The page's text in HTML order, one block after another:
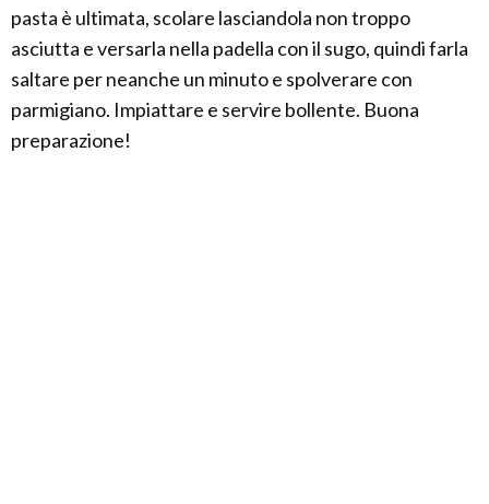
pasta è ultimata, scolare lasciandola non troppo
asciutta e versarla nella padella con il sugo, quindi farla
saltare per neanche un minuto e spolverare con
parmigiano. Impiattare e servire bollente. Buona
preparazione!